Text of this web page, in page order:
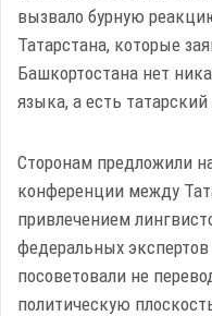
вызвало бурную
Татарстана, которые
Башкортостана нет
языка, а есть
Сторонам предложили
конференции между
привлечением
федеральных
посоветовали не
политическую